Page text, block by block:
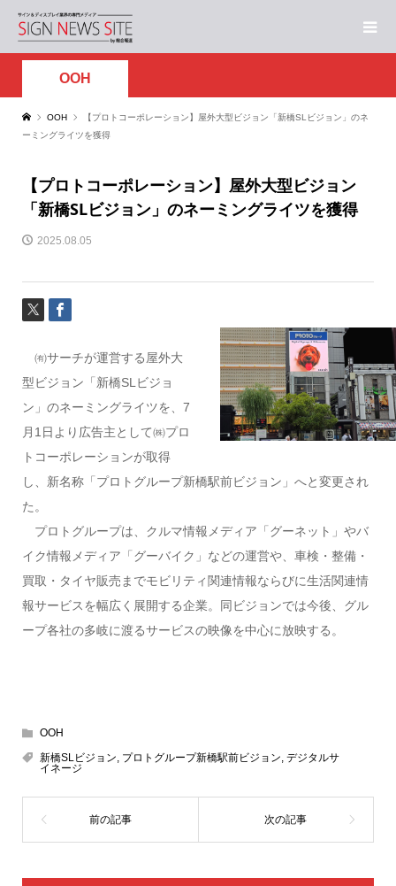
OOH
OOH
【プロトコーポレーション】屋外大型ビジョン「新橋SLビジョン」のネ
ーミングライツを獲得
【プロトコーポレーション】屋外大型ビジョン
「新橋SLビジョン」のネーミングライツを獲得
2025.08.05
㈲サーチが運営する屋外大
型ビジョン「新橋SLビジョ
ン」のネーミングライツを、7
月1日より広告主として㈱プロ
トコーポレーションが取得
し、新名称「プロトグループ新橋駅前ビジョン」へと変更され
た。
プロトグループは、クルマ情報メディア「グーネット」やバ
イク情報メディア「グーバイク」などの運営や、車検・整備・
買取・タイヤ販売までモビリティ関連情報ならびに生活関連情
報サービスを幅広く展開する企業。同ビジョンでは今後、グル
ープ各社の多岐に渡るサービスの映像を中心に放映する。
OOH
新橋SLビジョン, プロトグループ新橋駅前ビジョン, デジタルサ
イネージ